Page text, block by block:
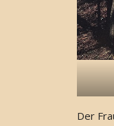
Der